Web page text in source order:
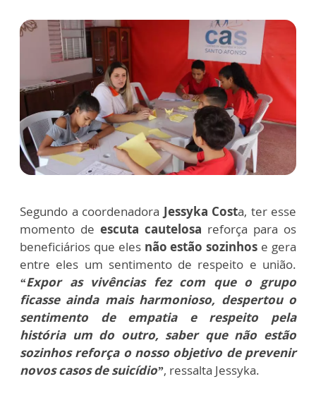
Segundo a coordenadora Jessyka Costa, ter esse
momento de escuta cautelosa reforça para os
beneficiários que eles não estão sozinhos e gera
entre eles um sentimento de respeito e união.
“Expor as vivências fez com que o grupo
ficasse ainda mais harmonioso, despertou o
sentimento de empatia e respeito pela
história um do outro, saber que não estão
sozinhos reforça o nosso objetivo de prevenir
novos casos de suicídio”, ressalta Jessyka.